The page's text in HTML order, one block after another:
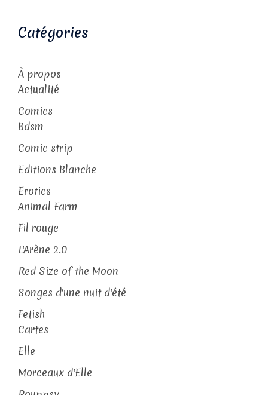
Catégories
À propos
Actualité
Comics
Bdsm
Comic strip
Editions Blanche
Erotics
Animal Farm
Fil rouge
L'Arène 2.0
Red Size of the Moon
Songes d'une nuit d'été
Fetish
Cartes
Elle
Morceaux d'Elle